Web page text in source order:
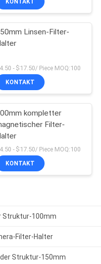
Linsen-Filter-
- $17.50/ Piece MOQ:100
KONTAKT
kompletter
Filter-
- $17.50/ Piece MOQ:100
KONTAKT
Struktur-100mm
Filter-Halter
der Struktur-150mm